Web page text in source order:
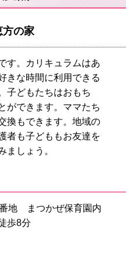
の家
す。カリキュラムはあ
きな時間に利用できる
子どもたちはおもち
ができます。ママたち
換もできます。地域の
者も子どももお友達を
ましょう。
地 まつかぜ保育園内
歩8分